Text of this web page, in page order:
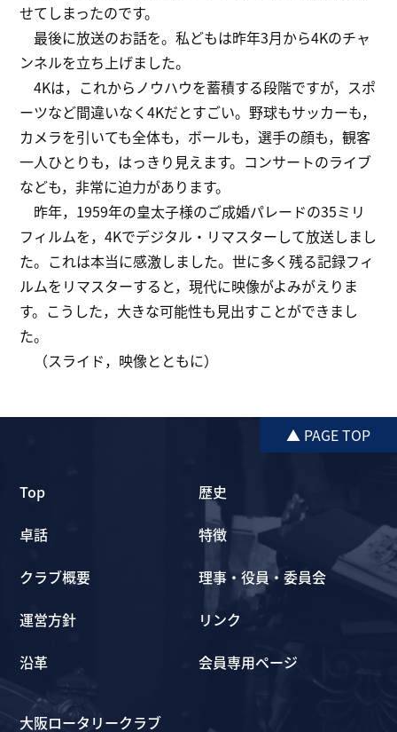
せてしまったのです。
最後に放送のお話を。私どもは昨年3月から4Kのチャ
ンネルを立ち上げました。
4Kは，これからノウハウを蓄積する段階ですが，スポ
ーツなど間違いなく4Kだとすごい。野球もサッカーも，
カメラを引いても全体も，ボールも，選手の顔も，観客
一人ひとりも，はっきり見えます。コンサートのライブ
なども，非常に迫力があります。
昨年，1959年の皇太子様のご成婚パレードの35ミリ
フィルムを，4Kでデジタル・リマスターして放送しまし
た。これは本当に感激しました。世に多く残る記録フィ
ルムをリマスターすると，現代に映像がよみがえりま
す。こうした，大きな可能性も見出すことができまし
た。
（スライド，映像とともに）
▲ PAGE TOP
Top
卓話
クラブ概要
運営方針
沿革
歴史
特徴
理事・役員・委員会
リンク
会員専用ページ
大阪ロータリークラブ